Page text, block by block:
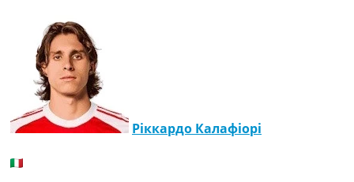
Ріккардо Калафіорі